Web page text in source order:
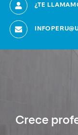
¿TE
Crece